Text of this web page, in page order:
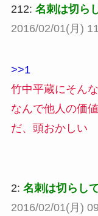
212: 名刺は切ら
2016/02/01(月)
>>1
竹中平蔵にそん
なんで他人の価
だ、頭おかしい
2: 名刺は切らし
2016/02/01(月)